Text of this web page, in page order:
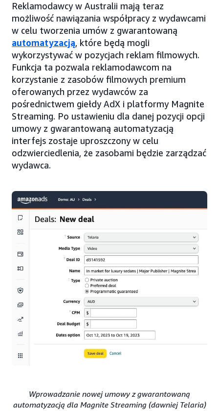
Reklamodawcy w Australii mają teraz
możliwość nawiązania współpracy z wydawcami
w celu tworzenia umów z gwarantowaną
automatyzacją, które będą mogli
wykorzystywać w pozycjach reklam filmowych.
Funkcja ta pozwala reklamodawcom na
korzystanie z zasobów filmowych premium
oferowanych przez wydawców za
pośrednictwem giełdy AdX i platformy Magnite
Streaming. Po ustawieniu dla danej pozycji opcji
umowy z gwarantowaną automatyzacją
interfejs zostaje uproszczony w celu
odzwierciedlenia, że zasobami będzie zarządzać
wydawca.
Wprowadzanie nowej umowy z gwarantowaną
automatyzacją dla Magnite Streaming (dawniej Telaria)